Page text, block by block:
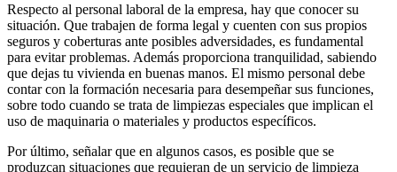
Respecto al personal laboral de la empresa, hay que conocer su
situación. Que trabajen de forma legal y cuenten con sus propios
seguros y coberturas ante posibles adversidades, es fundamental
para evitar problemas. Además proporciona tranquilidad, sabiendo
que dejas tu vivienda en buenas manos. El mismo personal debe
contar con la formación necesaria para desempeñar sus funciones,
sobre todo cuando se trata de limpiezas especiales que implican el
uso de maquinaria o materiales y productos específicos.
Por último, señalar que en algunos casos, es posible que se
produzcan situaciones que requieran de un servicio de limpieza